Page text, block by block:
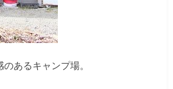
あるキャンプ場。